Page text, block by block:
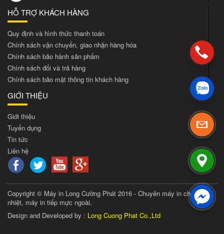
HỖ TRỢ KHÁCH HÀNG
Quy định và hình thức thanh toán
Chính sách vận chuyển, giao nhận hàng hóa
Chính sách bảo hành sản phẩm
Chính sách đổi và trả hàng
Chính sách bảo mật thông tin khách hàng
GIỚI THIỆU
Giới thiệu
Tuyển dụng
Tin tức
Liên hệ
Copyright © Máy in Long Cường Phát 2016 - Chuyên máy in chuyển
nhiệt, máy in tiếp mực ngoài,
Design and Developed by : Long Cuong Phat Co.,Ltd